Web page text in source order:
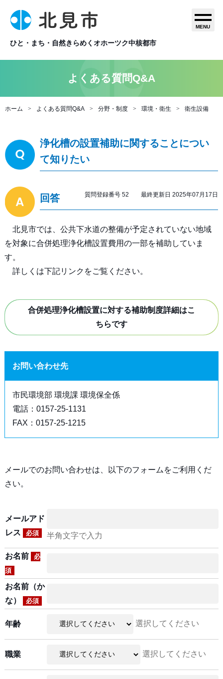
ひと・まち・自然きらめくオホーツク中核都市
MENU
よくある質問Q&A
ホーム よくある質問Q&A 分野・制度 環境・衛生 衛生設備
浄化槽の設置補助に関することについ
て知りたい
回答 質問登録番号 52 最終更新日 2025年07月17日
北見市では、公共下水道の整備が予定されていない地域
を対象に合併処理浄化槽設置費用の一部を補助していま
す。
詳しくは下記リンクをご覧ください。
合併処理浄化槽設置に対する補助制度詳細はこ
ちらです
お問い合わせ先
市民環境部 環境課 環境保全係
電話：0157-25-1131
FAX：0157-25-1215
メールでのお問い合わせは、以下のフォームをご利用くだ
さい。
メールアド
レス
必須 半角文字で入力
お名前
必
須
お名前（か
な）
必須
年齢 選択してください
職業 選択してください